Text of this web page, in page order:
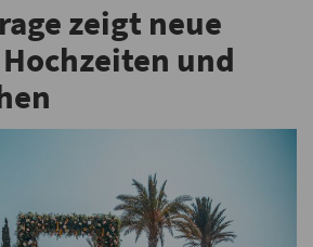
zeigt neue
und